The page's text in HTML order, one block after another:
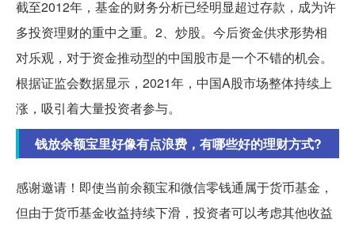
截至2012年，基金的财务分析已经明显超过存款，成为许
多投资理财的重中之重。2、炒股。今后资金供求形势相
对乐观，对于资金推动型的中国股市是一个不错的机会。
根据证监会数据显示，2021年，中国A股市场整体持续上
涨，吸引着大量投资者参与。
钱放余额宝里好像有点浪费，有哪些好的理财方式?
感谢邀请！即使当前余额宝和微信零钱通属于货币基金，
但由于货币基金收益持续下滑，投资者可以考虑其他收益